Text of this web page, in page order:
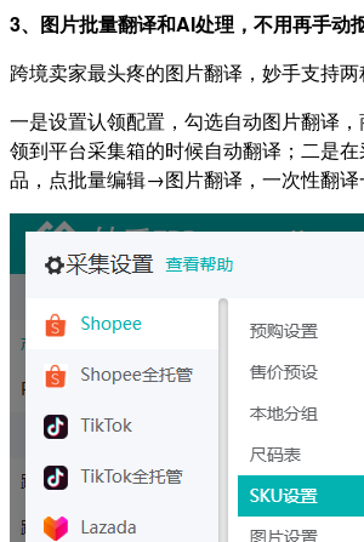
3、图片批量翻译和AI处理，不用再手动
跨境卖家最头疼的图片翻译，妙手支持
一是设置认领配置，勾选自动图片翻译
领到平台采集箱的时候自动翻译；二是
品，点批量编辑→图片翻译，一次性翻译